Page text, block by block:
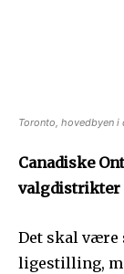
Toronto, hovedbyen i
Canadiske
valgdistrikter
Det skal være
ligestilling,